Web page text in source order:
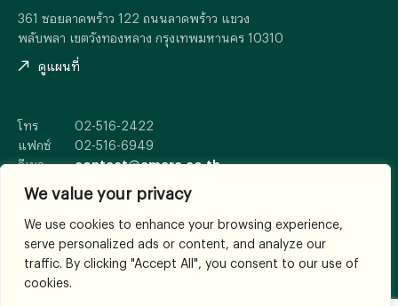
We value your privacy
We use cookies to enhance your browsing experience,
serve personalized ads or content, and analyze our
traffic. By clicking "Accept All", you consent to our use of
cookies.
361 ซอยลาดพร้าว 122 ถนนลาดพร้าว แขวง
พลับพลา เขตวังทองหลาง กรุงเทพมหานคร 10310
ดูแผนที่
โทร
02-516-2422
แฟกซ์
02-516-6949
อีเมล
contact@amarc.co.th
© 2026
All Rights Reserved.
เงื่อนไขและข้อตกลง